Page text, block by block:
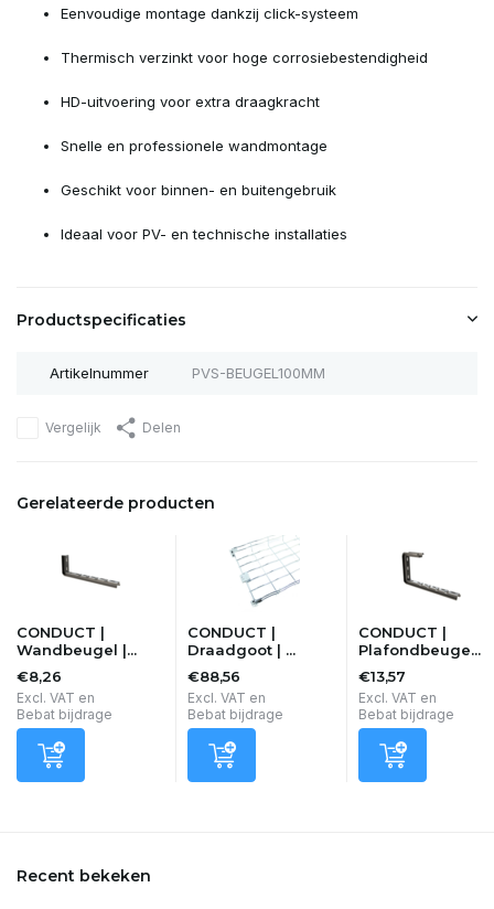
Eenvoudige montage dankzij click-systeem
Thermisch verzinkt voor hoge corrosiebestendigheid
HD-uitvoering voor extra draagkracht
Snelle en professionele wandmontage
Geschikt voor binnen- en buitengebruik
Ideaal voor PV- en technische installaties
Productspecificaties
Artikelnummer PVS-BEUGEL100MM
Vergelijk Delen
Gerelateerde producten
CONDUCT |
Wandbeugel |...
€8,26
Excl. VAT en
Bebat bijdrage
CONDUCT |
Draadgoot | ...
€88,56
Excl. VAT en
Bebat bijdrage
CONDUCT |
Plafondbeuge...
€13,57
Excl. VAT en
Bebat bijdrage
Recent bekeken